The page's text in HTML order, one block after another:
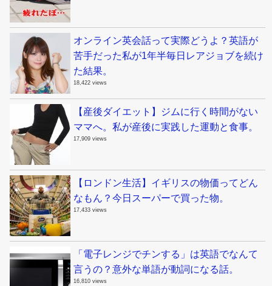
オンライン英会話って実際どうよ？英語が
苦手だった私が1年半毎日レアジョブを続け
た結果。
18,422 views
【産後ダイエット】ジムに行く時間がない
ママへ。私が産後に実践した運動と食事。
17,909 views
【ロンドン生活】イギリスの物価ってどん
なもん？今日スーパーで買った物。
17,433 views
「電子レンジでチンする」は英語でなんて
言うの？意外な単語が動詞になる話。
16,810 views